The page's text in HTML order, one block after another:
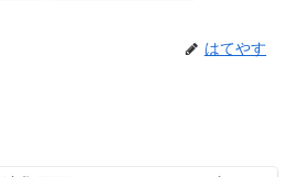
はてやす